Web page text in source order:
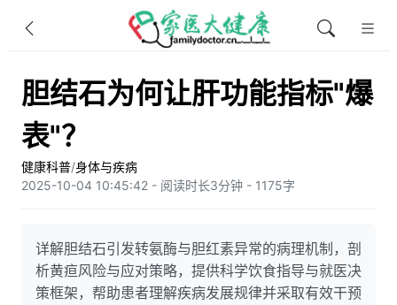
胆结石为何让肝功能指标"爆
表"？
健康科普/身体与疾病
2025-10-04 10:45:42 - 阅读时长3分钟 - 1175字
详解胆结石引发转氨酶与胆红素异常的病理机制，剖
析黄疸风险与应对策略，提供科学饮食指导与就医决
策框架，帮助患者理解疾病发展规律并采取有效干预